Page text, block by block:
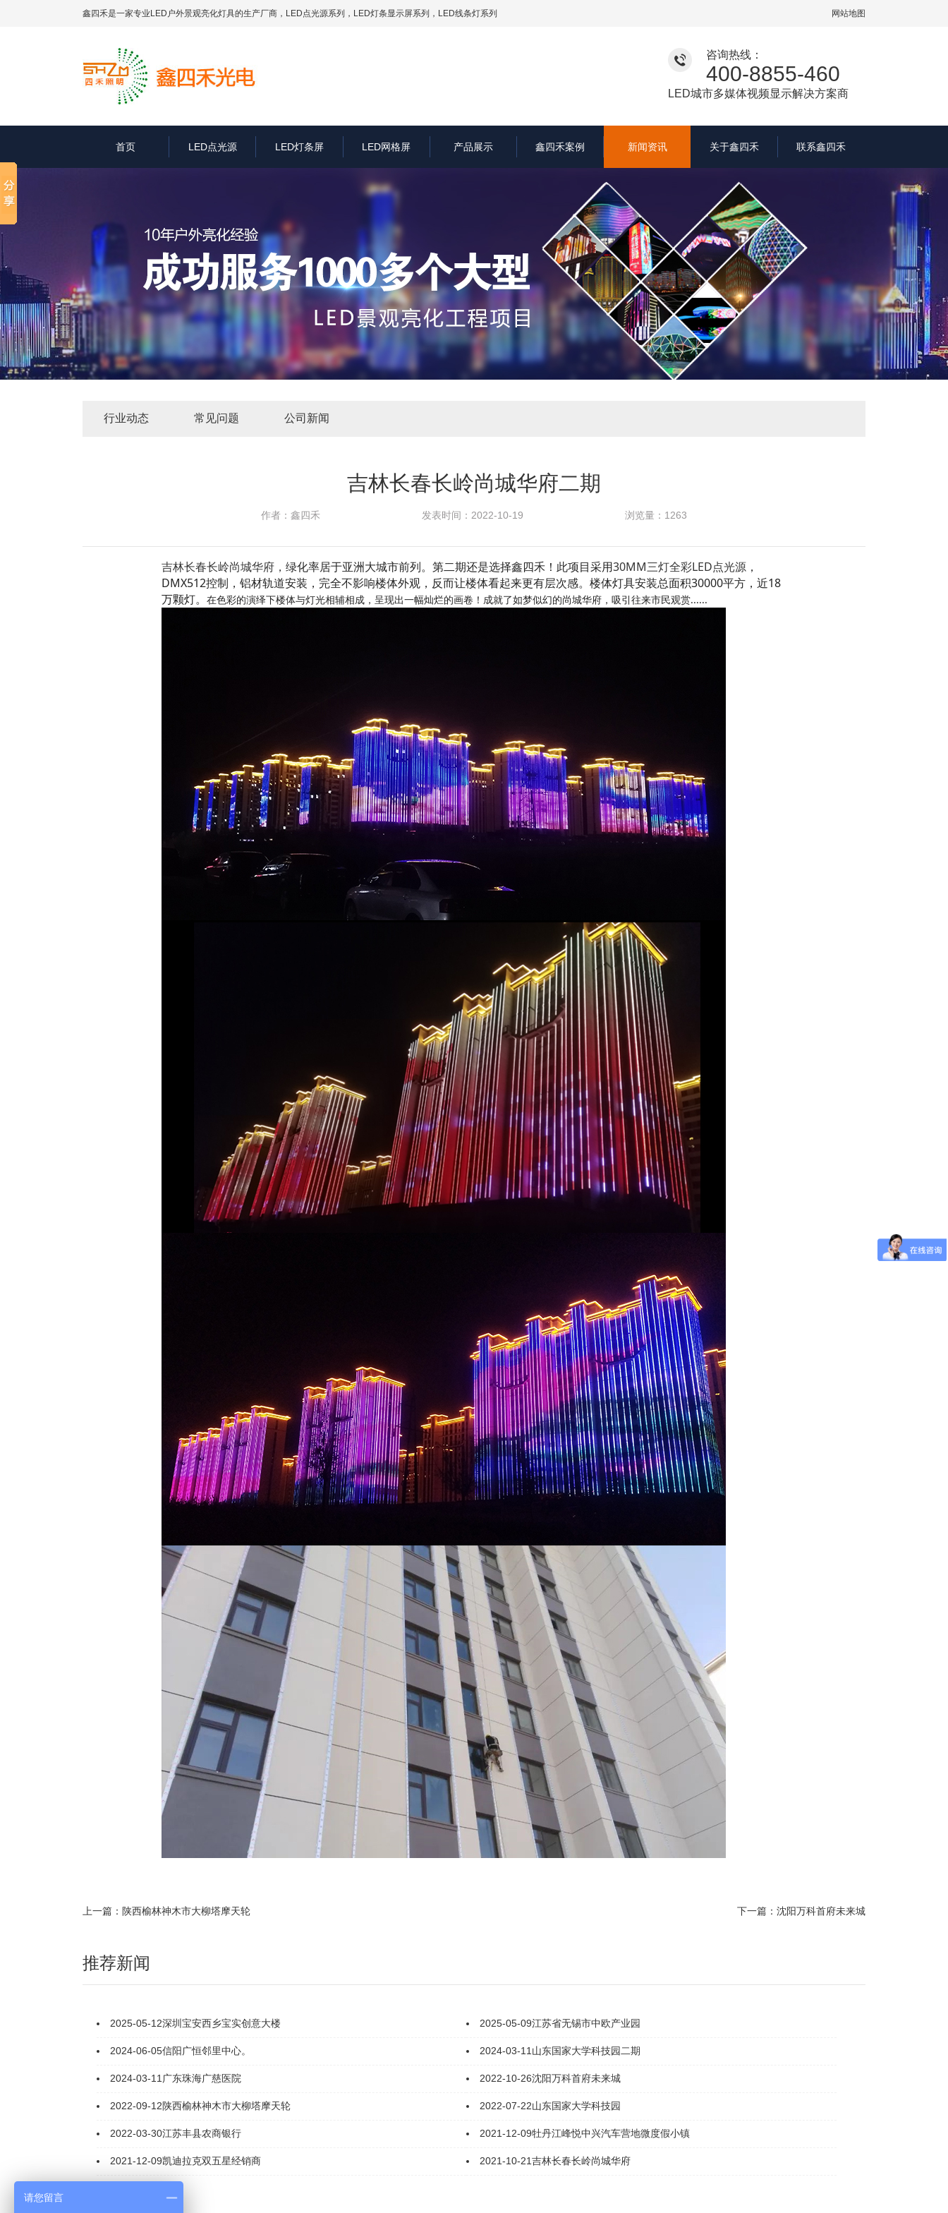
鑫四禾是一家专业LED户外景观亮化灯具的生产厂商， LED点光源系列 ，LED灯条显示屏系列，LED线条灯系列 网站地图
咨询热线：
400-8855-460
LED城市多媒体视频显示解决方案商
首页 LED点光源 LED灯条屏 LED网格屏 产品展示 鑫四禾案例 新闻资讯 关于鑫四禾 联系鑫四禾
行业动态 常见问题 公司新闻
吉林长春长岭尚城华府二期
作者： 鑫四禾 发表时间： 2022-10-19 浏览量： 1263
吉林长春长岭尚城华府， 绿化率居于亚洲大城市前列。第二期还是选择鑫四禾！ 此项目采用30MM三灯全彩LED点光源 ，
DMX512控制，铝材轨道安装，完全不影响楼体外观，反而让楼体看起来更有层次感。楼体灯具安装总面积30000平方，近18
万颗灯。 在色彩的演绎下楼体与灯光相辅相成，呈现出一幅灿烂的画卷！成就了如梦似幻的尚城华府，吸引往来市民观赏......
上一篇：陕西榆林神木市大柳塔摩天轮 下一篇：沈阳万科首府未来城
推荐新闻
2025-05-12深圳宝安西乡宝实创意大楼 2025-05-09江苏省无锡市中欧产业园
2024-06-05信阳广恒邻里中心。 2024-03-11 山东国家大学科技园二期
2024-03-11 广东珠海广慈医院 2022-10-26沈阳万科首府未来城
2022-09-12陕西榆林神木市大柳塔摩天轮 2022-07-22山东国家大学科技园
2022-03-30江苏丰县农商银行 2021-12-09牡丹江峰悦中兴汽车营地微度假小镇
2021-12-09凯迪拉克双五星经销商 2021-10-21吉林长春长岭尚城华府
请您留言